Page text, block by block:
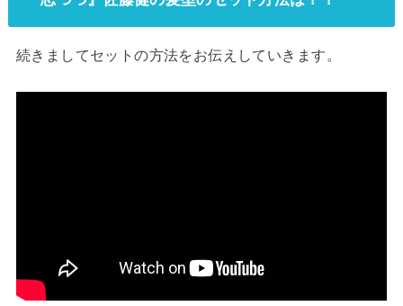
続きましてセットの方法をお伝えしていきます。